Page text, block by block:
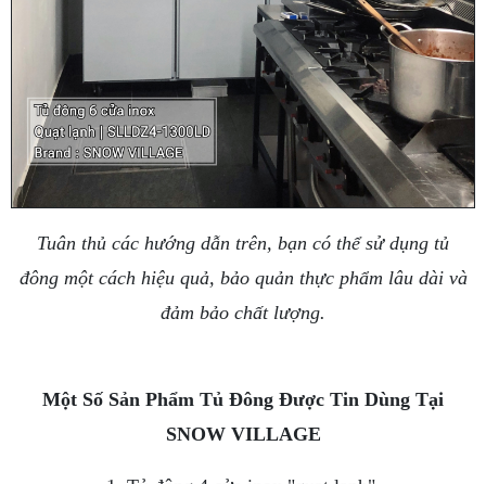
Tuân thủ các hướng dẫn trên, bạn có thể sử dụng tủ
đông một cách hiệu quả, bảo quản thực phẩm lâu dài và
đảm bảo chất lượng.
Một Số Sản Phẩm Tủ Đông Được Tin Dùng Tại
SNOW VILLAGE